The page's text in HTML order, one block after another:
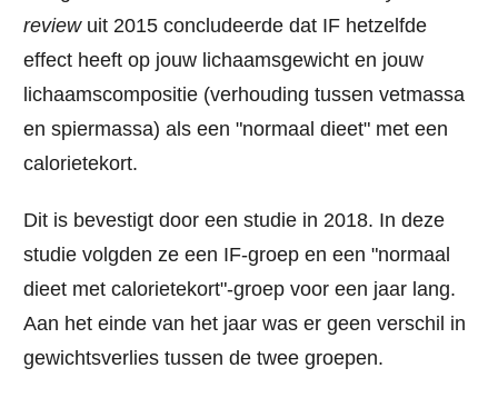
reviewuit 2015 concludeerde dat IF hetzelfde
effect heeft op jouw lichaamsgewicht en jouw
lichaamscompositie (verhouding tussen vetmassa
en spiermassa) als een "normaal dieet" met een
calorietekort.
Dit is bevestigt door een studie in 2018. In deze
studie volgden ze een IF-groep en een "normaal
dieet met calorietekort"-groep voor een jaar lang.
Aan het einde van het jaar was er geen verschil in
gewichtsverlies tussen de twee groepen.